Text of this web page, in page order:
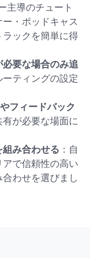
主導のチュート
・ポッドキャス
ラックを簡単に得
要な場合のみ追
ティングの設定
フィードバック
が必要な場面に
み合わせる ：自
で信頼性の高い
わせを選びまし